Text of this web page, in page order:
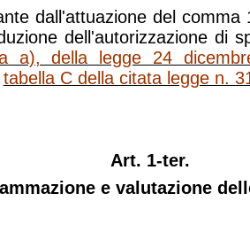
dall'attuazione del
dell'autorizzazione di
a), della legge 24
tabella C della citata legge n.
Art. 1-ter.
e valutazione